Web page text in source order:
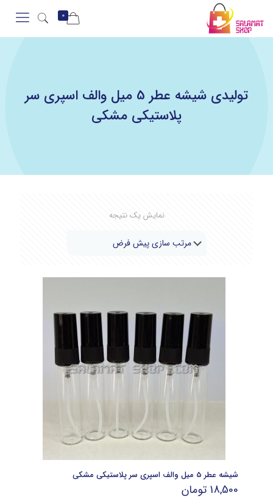
0
تولیدی شیشه عطر 5 میل والف اسپری سر
پلاستیکی مشکی
نمایش یک نتیجه
شیشه عطر 5 میل والف اسپری سر پلاستیکی مشکی
18,500 تومان